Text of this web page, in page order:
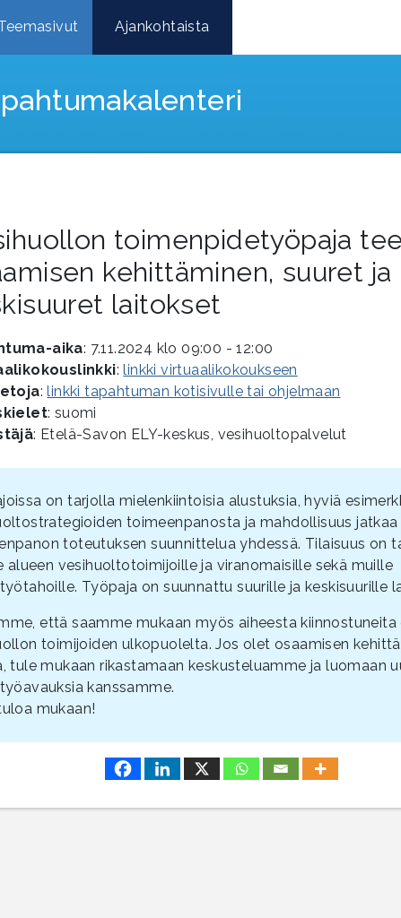
Ajankohtaista
toimenpidetyöpaja
kehittäminen, suuret ja
laitokset
aika: 7.11.2024 klo 09:00 - 12:00
:linkki virtuaalikokoukseen
:linkki tapahtuman kotisivulle tai ohjelmaan
: suomi
: Etelä-Savon ELY-keskus, vesihuoltopalvelut
on tarjolla mielenkiintoisia alustuksia, hyviä
toimeenpanosta ja mahdollisuus jatkaa
toteutuksen suunnittelua yhdessä. Tilaisuus on
alueen vesihuoltotoimijoille ja viranomaisille sekä muille
Työpaja on suunnattu suurille ja keskisuurille
että saamme mukaan myös aiheesta kiinnostuneita
toimijoiden ulkopuolelta. Jos olet osaamisen
tule mukaan rikastamaan keskusteluamme ja luomaan
kanssamme.
mukaan!